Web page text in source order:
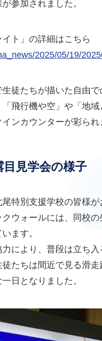
参加されました。
イト」の詳細はこちら
2025/05/19/
徒たちが描いた自由
飛行機や空」や「地
ンカウンターが彩られ
見学会の様子
特別支援学校の皆様
ウォールには、同校
ます。
により、普段は立ち
たちは間近で見る滑
日となりました。